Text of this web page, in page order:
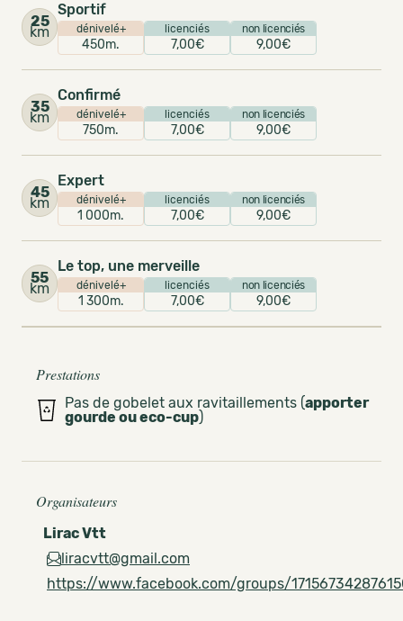
25
km
Sportif
dénivelé+
450m.
licenciés
7,00€
non licenciés
9,00€
35
km
Confirmé
dénivelé+
750m.
licenciés
7,00€
non licenciés
9,00€
45
km
Expert
dénivelé+
1 000m.
licenciés
7,00€
non licenciés
9,00€
55
km
Le top, une merveille
dénivelé+
1 300m.
licenciés
7,00€
non licenciés
9,00€
Prestations
Pas de gobelet aux ravitaillements (apporter
gourde ou eco-cup)
Organisateurs
Lirac Vtt
liracvtt@gmail.com
https://www.facebook.com/groups/